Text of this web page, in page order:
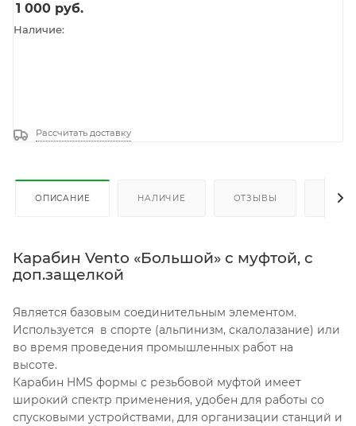
1 000 руб.
Наличие:
Рассчитать доставку
ОПИСАНИЕ НАЛИЧИЕ ОТЗЫВЫ КАК
Карабин Vento «Большой» с муфтой, с
доп.защелкой
Является базовым соединительным элементом.
Используется в спорте (альпинизм, скалолазание) или
во время проведения промышленных работ на
высоте.
Карабин HMS формы с резьбовой муфтой имеет
широкий спектр применения, удобен для работы со
спусковыми устройствами, для организации станций и